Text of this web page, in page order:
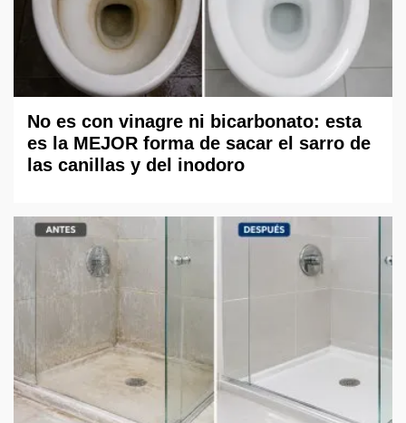
No es con vinagre ni bicarbonato: esta
es la MEJOR forma de sacar el sarro de
las canillas y del inodoro